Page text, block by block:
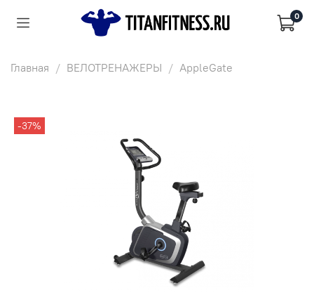
0
Главная ВЕЛОТРЕНАЖЕРЫ AppleGate
-37%